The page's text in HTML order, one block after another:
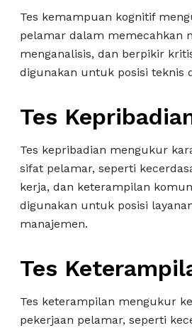
Tes kemampuan kognitif
pelamar dalam memecahkan
menganalisis, dan berpikir
digunakan untuk posisi teknis
Tes
Tes kepribadian mengukur
sifat pelamar, seperti
kerja, dan keterampilan
digunakan untuk posisi
manajemen.
Tes
Tes keterampilan mengukur
pekerjaan pelamar, seperti